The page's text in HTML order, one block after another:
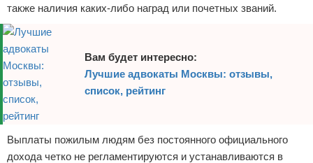
также наличия каких-либо наград или почетных званий.
Вам будет интересно:
Лучшие адвокаты Москвы: отзывы,
список, рейтинг
Выплаты пожилым людям без постоянного официального
дохода четко не регламентируются и устанавливаются в